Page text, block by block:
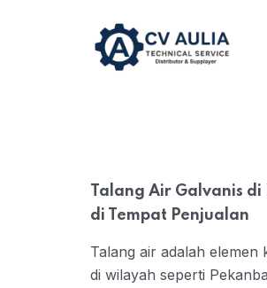
Talang Air Galvanis
di Tempat Penjualan
Talang air adalah
di wilayah seperti